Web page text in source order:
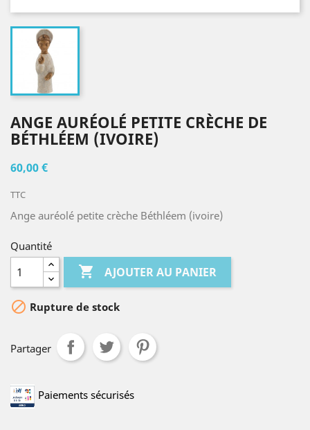
ANGE AURÉOLÉ PETITE CRÈCHE DE
BÉTHLÉEM (IVOIRE)
60,00 €
TTC
Ange auréolé petite crèche Béthléem (ivoire)
Quantité
 AJOUTER AU PANIER
 Rupture de stock
Partager
Paiements sécurisés